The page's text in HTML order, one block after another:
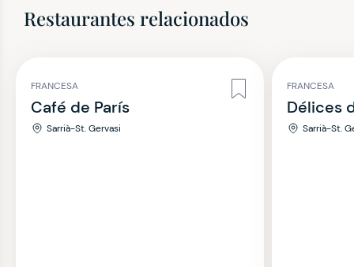
Restaurantes relacionados
FRANCESA
Café de París
Sarrià-St. Gervasi
FRANCESA
Délices
Sarrià-St.